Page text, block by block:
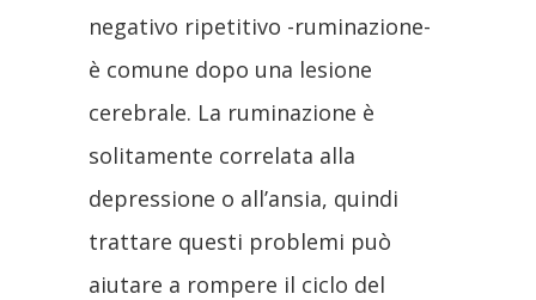
negativo ripetitivo -ruminazione-
è comune dopo una lesione
cerebrale. La ruminazione è
solitamente correlata alla
depressione o all’ansia, quindi
trattare questi problemi può
aiutare a rompere il ciclo del